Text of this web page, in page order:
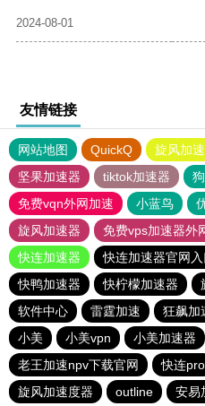
2024-08-01
友情链接
网站地图 QuickQ 旋风加
坚果加速器
tiktok加速器
免费vqn外网加速
小蓝鸟
旋风加速器
免费vps加速器外
快连加速器
快连加速器官网入
快鸭加速器
快柠檬加速器
软件中心
雷霆加速 狂飙加
小美
小美vpn 小美加速器
老王加速npv下载官网
快连pro
旋风加速度器
outline
安易